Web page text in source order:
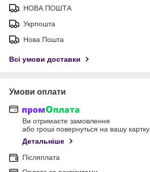
НОВА ПОШТА
Укрпошта
Нова Пошта
Всі умови доставки
Умови оплати
Ви отримаєте замовлення
або гроші повернуться на вашу картку
Детальніше
Післяплата